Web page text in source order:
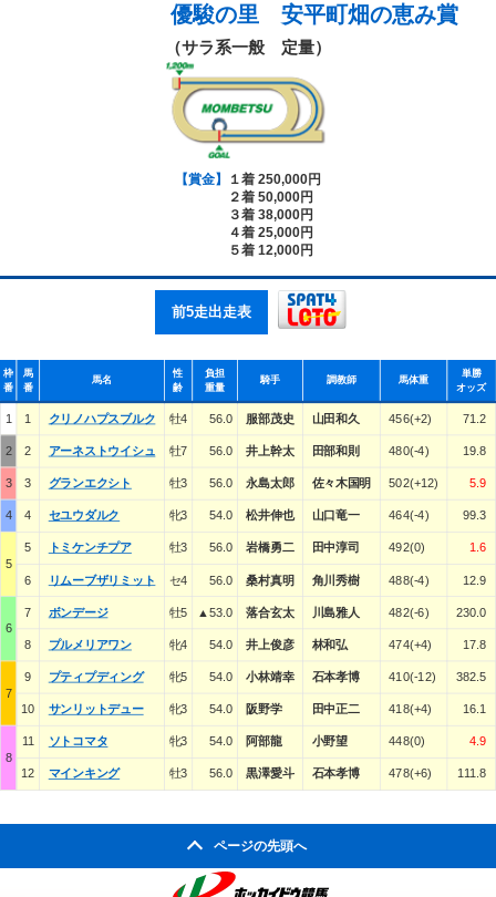
優駿の里 安平町畑の恵み賞
（サラ系一般 定量）
【賞金】
１着 250,000円
２着 50,000円
３着 38,000円
４着 25,000円
５着 12,000円
前5走出走表
枠
番
馬
番
馬名
性
齢
負担
重量
騎手 調教師 馬体重
単勝
オッズ
1 1 クリノハプスブルク 牡4 56.0 服部茂史 山田和久 456(+2) 71.2
2 2 アーネストウイシュ 牡7 56.0 井上幹太 田部和則 480(-4) 19.8
3 3 グランエクシト 牡3 56.0 永島太郎 佐々木国明 502(+12) 5.9
4 4 セユウダルク 牝3 54.0 松井伸也 山口竜一 464(-4) 99.3
5
5 トミケンチプア 牡3 56.0 岩橋勇二 田中淳司 492(0) 1.6
6 リムーブザリミット セ4 56.0 桑村真明 角川秀樹 488(-4) 12.9
6
7 ボンデージ 牡5 ▲53.0 落合玄太 川島雅人 482(-6) 230.0
8 プルメリアワン 牝4 54.0 井上俊彦 林和弘 474(+4) 17.8
7
9 プティプディング 牝5 54.0 小林靖幸 石本孝博 410(-12) 382.5
10 サンリットデュー 牝3 54.0 阪野学 田中正二 418(+4) 16.1
8
11 ソトコマタ 牝3 54.0 阿部龍 小野望 448(0) 4.9
12 マインキング 牡3 56.0 黒澤愛斗 石本孝博 478(+6) 111.8
ページの先頭へ